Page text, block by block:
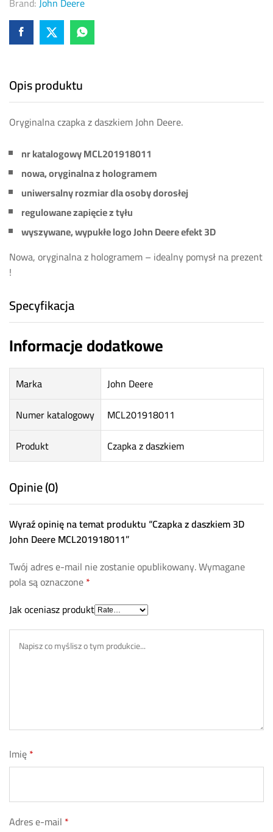
Opis produktu
Oryginalna czapka z daszkiem John Deere.
nr katalogowy MCL201918011
nowa, oryginalna z hologramem
uniwersalny rozmiar dla osoby dorosłej
regulowane zapięcie z tyłu
wyszywane, wypukłe logo John Deere efekt 3D
Nowa, oryginalna z hologramem – idealny pomysł na prezent
!
Specyfikacja
Informacje dodatkowe
Marka
John Deere
Numer katalogowy
MCL201918011
Produkt
Czapka z daszkiem
Opinie (0)
Wyraź opinię na temat produktu “Czapka z daszkiem 3D
John Deere MCL201918011”
Twój adres e-mail nie zostanie opublikowany.Wymagane
pola są oznaczone*
Jak oceniasz produkt
Imię*
Adres e-mail *